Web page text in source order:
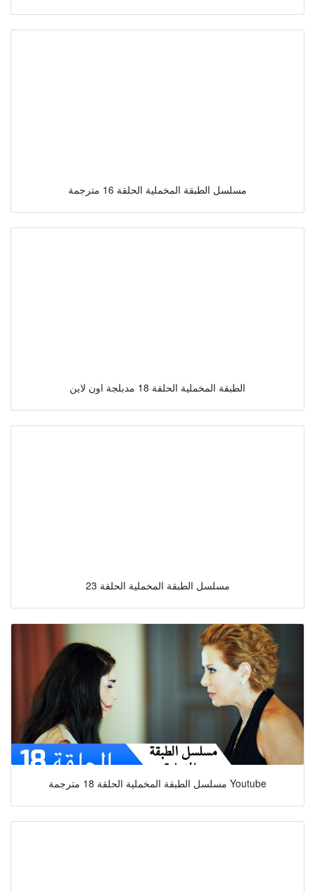
مسلسل الطبقة المخملية الحلقة 16 مترجمة
الطبقة المخملية الحلقة 18 مدبلجة اون لاين
مسلسل الطبقة المخملية الحلقة 23
مسلسل الطبقة المخملية الحلقة 18 مترجمة Youtube